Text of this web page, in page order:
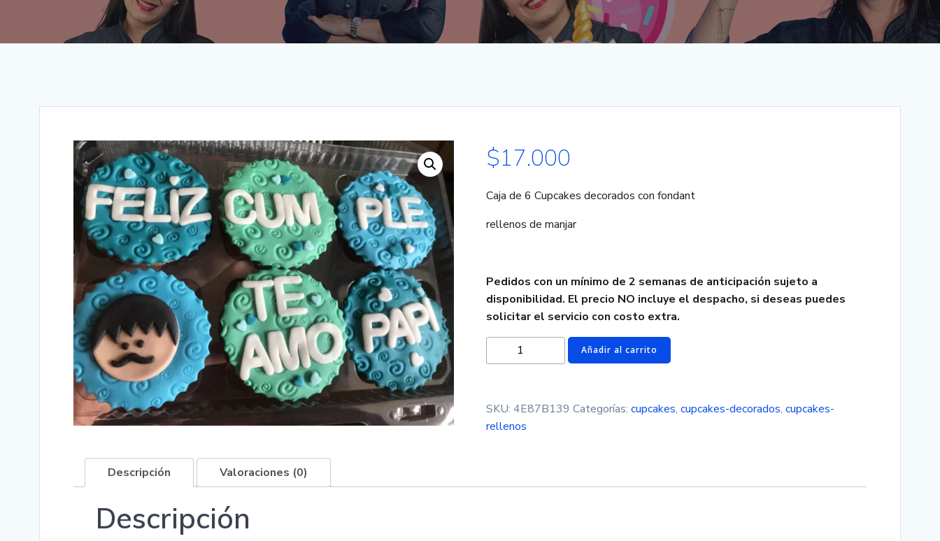
$17.000
Caja de 6 Cupcakes decorados con fondant
rellenos de manjar
Pedidos con un mínimo de 2 semanas de anticipación sujeto a
disponibilidad. El precio NO incluye el despacho, si deseas puedes
solicitar el servicio con costo extra.
Cupcakes
para
Añadir al carrito
SKU: 4E87B139 Categorías: cupcakes, cupcakes-decorados, cupcakes-
rellenos
Descripción Valoraciones (0)
Descripción